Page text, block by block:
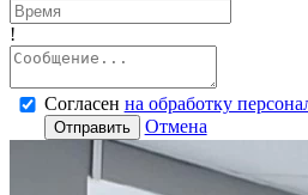
!
Согласен на обработку
Отправить Отмена